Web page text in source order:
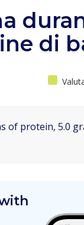
di
of protein, 5.0